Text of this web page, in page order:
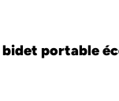
bidet portable